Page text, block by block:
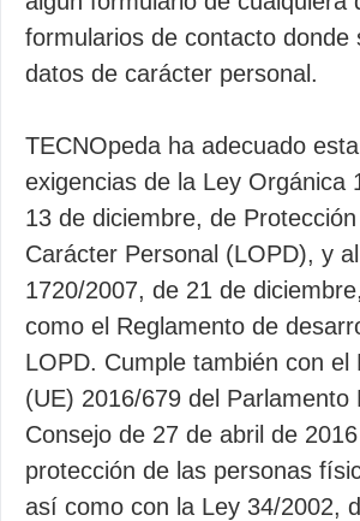
formularios de contacto donde
datos de carácter personal.
TECNOpeda ha adecuado
exigencias de la Ley Orgánica
13 de diciembre, de
Carácter Personal (LOPD), y
1720/2007, de 21 de
como el Reglamento de
LOPD. Cumple también con el
(UE) 2016/679 del Parlamento
Consejo de 27 de abril de
protección de las personas
así como con la Ley 34/2002,